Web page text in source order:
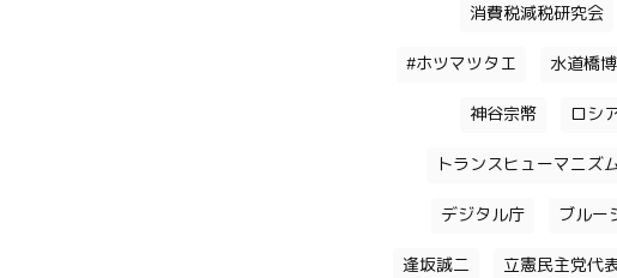
消費税減税研究会
#ホツマツタエ 水道橋
神谷宗幣 ロシ
トランスヒューマニズ
デジタル庁 ブルー
逢坂誠二 立憲民主党代